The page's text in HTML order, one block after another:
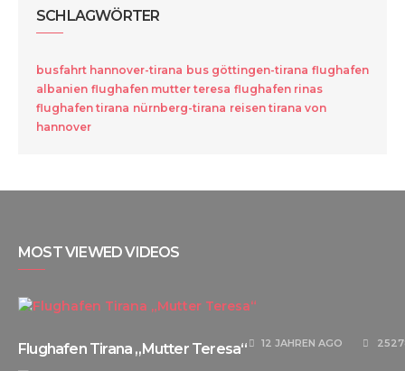
SCHLAGWÖRTER
busfahrt hannover-tirana bus göttingen-tirana flughafen
albanien flughafen mutter teresa flughafen rinas
flughafen tirana nürnberg-tirana reisen tirana von
hannover
MOST VIEWED VIDEOS
Flughafen Tirana „Mutter Teresa“ 12 JAHREN AGO